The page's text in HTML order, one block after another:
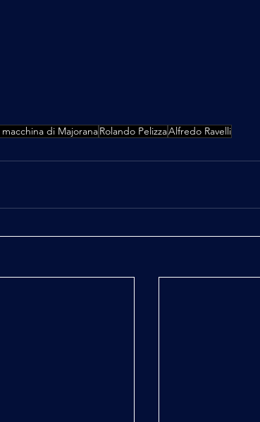
macchina di MajoranaRolando PelizzaAlfredo Ravelli